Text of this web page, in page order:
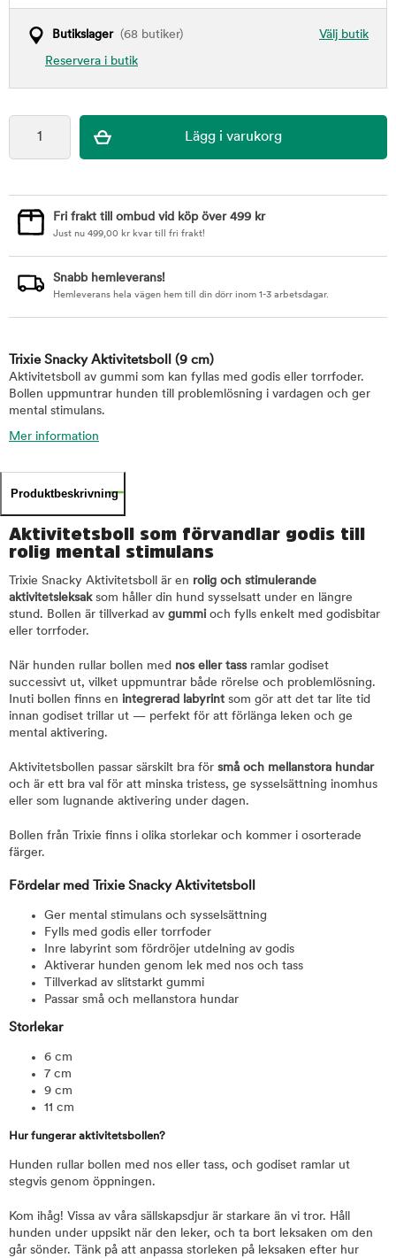
Välj butik
Butikslager(68 butiker)
Reservera i butik
Fri frakt till ombud vid köp över 499 kr
Just nu 499,00 kr kvar till fri frakt!
Snabb hemleverans!
Hemleverans hela vägen hem till din dörr inom 1-3 arbetsdagar.
Trixie Snacky Aktivitetsboll (9 cm)
Aktivitetsboll av gummi som kan fyllas med godis eller torrfoder.
Bollen uppmuntrar hunden till problemlösning i vardagen och ger
mental stimulans.
Mer information
Produktbeskrivning
Aktivitetsboll som förvandlar godis till
rolig mental stimulans
Trixie Snacky Aktivitetsboll är en rolig och stimulerande
aktivitetsleksaksom håller din hund sysselsatt under en längre
stund. Bollen är tillverkad av gummi och fylls enkelt med godisbitar
eller torrfoder.
När hunden rullar bollen med nos eller tassramlar godiset
successivt ut, vilket uppmuntrar både rörelse och problemlösning.
Inuti bollen finns en integrerad labyrint som gör att det tar lite tid
innan godiset trillar ut — perfekt för att förlänga leken och ge
mental aktivering.
Aktivitetsbollen passar särskilt bra för små och mellanstora hundar
och är ett bra val för att minska tristess, ge sysselsättning inomhus
eller som lugnande aktivering under dagen.
Bollen från Trixie finns i olika storlekar och kommer i osorterade
färger.
Fördelar med Trixie Snacky Aktivitetsboll
Ger mental stimulans och sysselsättning
Fylls med godis eller torrfoder
Inre labyrint som fördröjer utdelning av godis
Aktiverar hunden genom lek med nos och tass
Tillverkad av slitstarkt gummi
Passar små och mellanstora hundar
Storlekar
6 cm
7 cm
9 cm
11 cm
Hur fungerar aktivitetsbollen?
Hunden rullar bollen med nos eller tass, och godiset ramlar ut
stegvis genom öppningen.
Kom ihåg! Vissa av våra sällskapsdjur är starkare än vi tror. Håll
hunden under uppsikt när den leker, och ta bort leksaken om den
går sönder. Tänk på att anpassa storleken på leksaken efter hur